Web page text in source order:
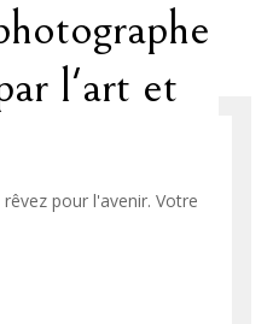
l'art et
pour l'avenir. Votre